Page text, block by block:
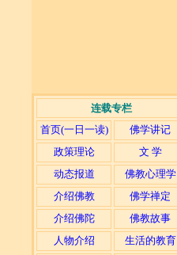
连载专栏
首页(一日一读)
佛学讲记
政策理论
文 学
动态报道
佛教心理学
介绍佛教
佛学禅定
介绍佛陀
佛教故事
人物介绍
生活的教育